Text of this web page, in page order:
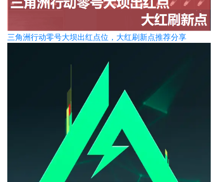
三角洲行动零号大坝出红点位，大红刷新点推荐分享